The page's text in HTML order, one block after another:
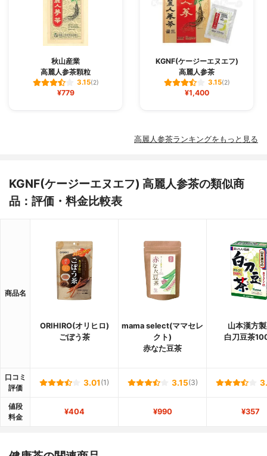
秋山産業
高麗人参茶顆粒
3.15(2)
¥779
KGNF(ケージーエヌエフ)
高麗人参茶
3.15(2)
¥1,400
高麗人参茶ランキングをもっと見る
KGNF(ケージーエヌエフ) 高麗人参茶の類似商
品：評価・料金比較表
商品名
ORIHIRO(オリヒロ)
ごぼう茶
mama select(ママセレ
クト)
赤なた豆茶
山本漢方
白刀豆茶
口コミ
評価
3.01 (1) 3.15(3)
値段
料金
¥404 ¥990 ¥357